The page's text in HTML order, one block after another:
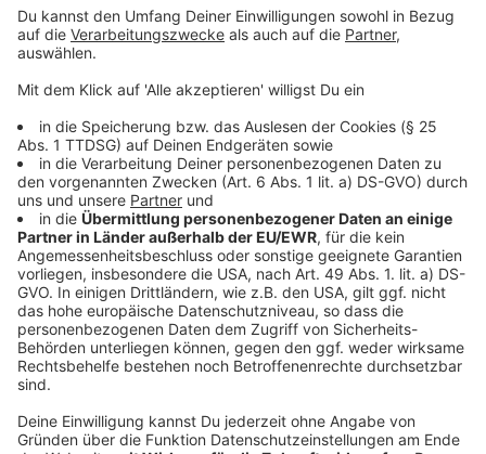
Wir benötigen Ihre
Zustimmung, um den YouTube
Wir verwenden einen Service eines
Drittanbieters, um Videoinhalte
einzubetten. Dieser Service kann
Daten zu Ihren Aktivitäten
sammeln. Bitte lesen Sie die
Details durch und stimmen Sie der
Nutzung des Service zu, um dieses
Video anzusehen.
Mehr Informationen
powered byUsercentrics Consent
Management Platform
Die neue Single von Alice Merton "The Other Side" hier
im Video.
Anzeige